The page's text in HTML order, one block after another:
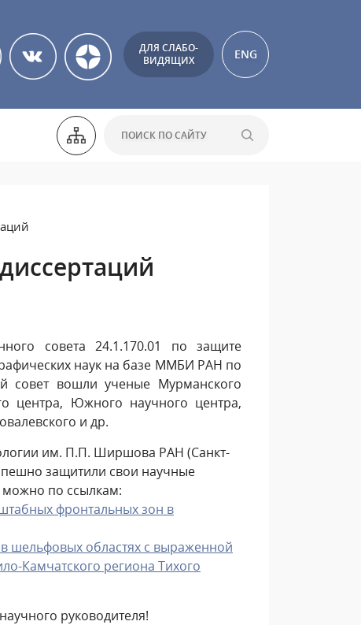
ДЛЯ СЛАБО-
ВИДЯЩИХ
ENG
совета 24.1.170.01 по защите
наук на базе ММБИ РАН по
совет вошли ученые Мурманского
центра, Южного научного центра,
и др.
им. П.П. Ширшова РАН (Санкт-
защитили свои научные
можно по ссылкам:
фронтальных зон в
шельфовых областях с выраженной
Камчатского региона Тихого
руководителя!